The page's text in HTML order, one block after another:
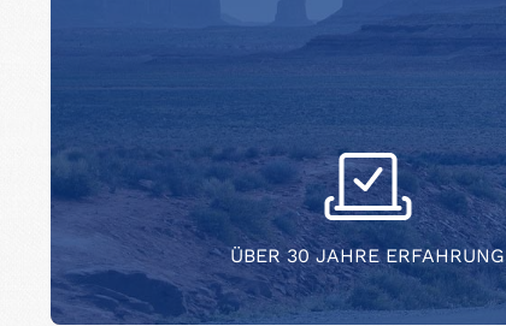
ÜBER 30 JAHRE ERFAHRUNG